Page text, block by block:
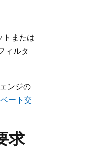
トまたは
ィルタ
ンジの
ート交
求